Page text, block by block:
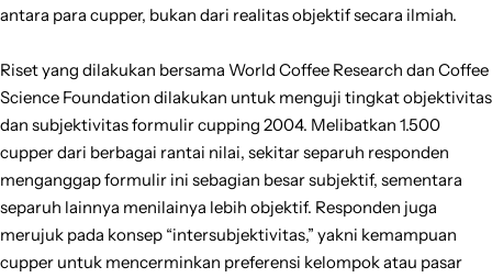
antara para cupper, bukan dari realitas objektif secara ilmiah.
Riset yang dilakukan bersama World Coffee Research dan Coffee
Science Foundation dilakukan untuk menguji tingkat objektivitas
dan subjektivitas formulir cupping 2004. Melibatkan 1.500
cupper dari berbagai rantai nilai, sekitar separuh responden
menganggap formulir ini sebagian besar subjektif, sementara
separuh lainnya menilainya lebih objektif. Responden juga
merujuk pada konsep “intersubjektivitas,” yakni kemampuan
cupper untuk mencerminkan preferensi kelompok atau pasar